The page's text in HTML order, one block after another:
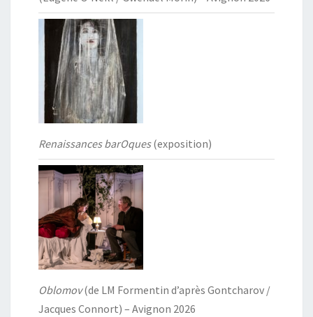
Renaissances barOques(exposition)
Oblomov(de LM Formentin d’après Gontcharov /
Jacques Connort) – Avignon 2026